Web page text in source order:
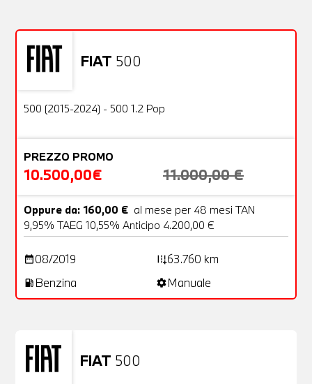
FIAT 500
OFFERTA
Usato
500 (2015-2024) - 500 1.2 Pop
PREZZO PROMO
10.500,00€ 11.000,00 €
Oppure da: 160,00 € al mese per 48 mesi TAN
9,95% TAEG 10,55% Anticipo 4.200,00 €
date_range08/2019 add_road63.760 km
local_gas_station Benzina settingsManuale
FIAT 500
Usato